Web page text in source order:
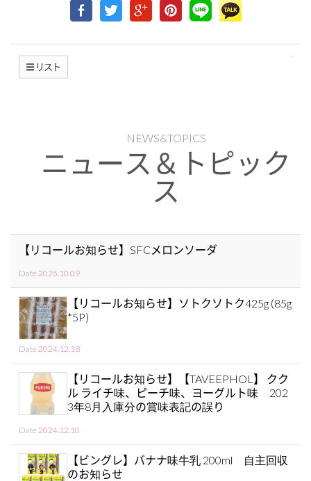
リスト
NEWS&TOPICS
ニュース＆トピック
ス
【リコールお知らせ】SFCメロンソーダ
Date 2025.10.09
【リコールお知らせ】ソトクソトク425g (85g
*5P)
Date 2024.12.18
【リコールお知らせ】【TAVEEPHOL】 クク
ル ライチ味、ピーチ味、ヨーグルト味 202
3年8月入庫分の賞味表記の誤り
Date 2024.12.10
【ビングレ】バナナ味牛乳 200ml 自主回収
のお知らせ